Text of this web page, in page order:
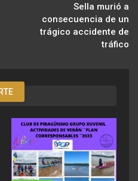
Sella murió a
consecuencia de un
trágico accidente de
tráfico